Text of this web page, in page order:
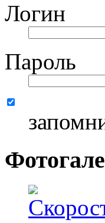
Логин
Пароль